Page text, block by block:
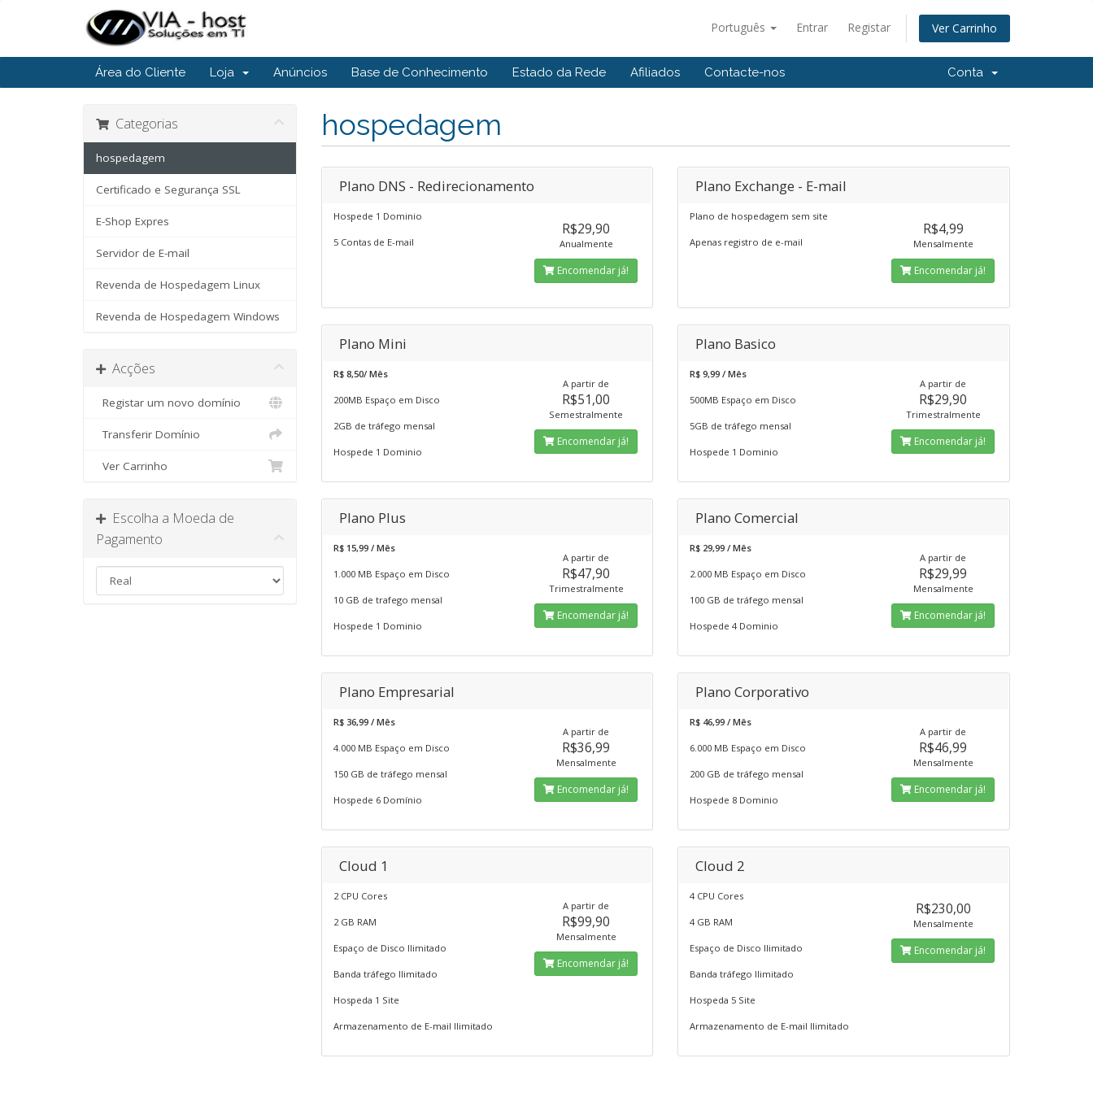
Português Entrar Registar Ver Carrinho
Área do Cliente Loja Anúncios Base de Conhecimento Estado da Rede Afiliados Contacte-nos Conta
hospedagem
Categorias
hospedagem
Certificado e Segurança SSL
E-Shop Expres
Servidor de E-mail
Revenda de Hospedagem Linux
Revenda de Hospedagem Windows
Acções
Registar um novo domínio
Transferir Domínio
Ver Carrinho
Escolha a Moeda de
Pagamento
Plano DNS - Redirecionamento
Hospede 1 Dominio
5 Contas de E-mail
R$29,90
Anualmente
Encomendar já!
Plano Exchange - E-mail
Plano de hospedagem sem site
Apenas registro de e-mail
R$4,99
Mensalmente
Encomendar já!
Plano Mini
R$ 8,50/ Mês
200MB Espaço em Disco
2GB de tráfego mensal
Hospede 1 Dominio
A partir de
R$51,00
Semestralmente
Encomendar já!
Plano Basico
R$ 9,99 / Mês
500MB Espaço em Disco
5GB de tráfego mensal
Hospede 1 Dominio
A partir de
R$29,90
Trimestralmente
Encomendar já!
Plano Plus
R$ 15,99 / Mês
1.000 MB Espaço em Disco
10 GB de trafego mensal
Hospede 1 Dominio
A partir de
R$47,90
Trimestralmente
Encomendar já!
Plano Comercial
R$ 29,99 / Mês
2.000 MB Espaço em Disco
100 GB de tráfego mensal
Hospede 4 Dominio
A partir de
R$29,99
Mensalmente
Encomendar já!
Plano Empresarial
R$ 36,99 / Mês
4.000 MB Espaço em Disco
150 GB de tráfego mensal
Hospede 6 Domínio
A partir de
R$36,99
Mensalmente
Encomendar já!
Plano Corporativo
R$ 46,99 / Mês
6.000 MB Espaço em Disco
200 GB de tráfego mensal
Hospede 8 Dominio
A partir de
R$46,99
Mensalmente
Encomendar já!
Cloud 1
2 CPU Cores
2 GB RAM
Espaço de Disco Ilimitado
Banda tráfego Ilimitado
Hospeda 1 Site
Armazenamento de E-mail Ilimitado
A partir de
R$99,90
Mensalmente
Encomendar já!
Cloud 2
4 CPU Cores
4 GB RAM
Espaço de Disco Ilimitado
Banda tráfego Ilimitado
Hospeda 5 Site
Armazenamento de E-mail Ilimitado
R$230,00
Mensalmente
Encomendar já!